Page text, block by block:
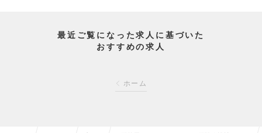
最近ご覧になった求人に基づいた
おすすめの求人
ホーム